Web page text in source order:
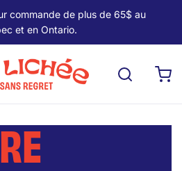
commande de plus de 65$ au
et en Ontario.